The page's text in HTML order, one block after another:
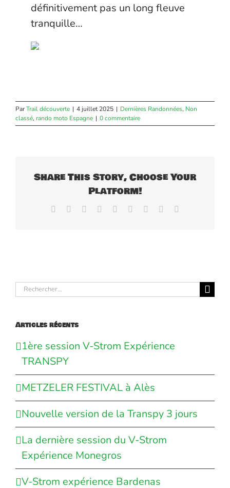
définitivement pas un long fleuve
tranquille…
ParTrail découverte | 4 juillet 2025 | Dernières Randonnées, Non
classé, rando moto Espagne | 0 commentaire
Share This Story, Choose Your
Platform!
Facebook Reddit LinkedInWhatsApp
TumblrPinterest
Rechercher:
Articles récents
1ère session V-Strom Expérience
TRANSPY
METZELER FESTIVAL à Alès
Nouvelle version de la Transpy 3 jours
La dernière session du V-Strom
Expérience Monegros
V-Strom expérience Bardenas